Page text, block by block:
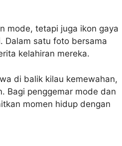
mode, tetapi juga ikon gaya
Dalam satu foto bersama
kelahiran mereka.
di balik kilau kemewahan,
Bagi penggemar mode dan
momen hidup dengan